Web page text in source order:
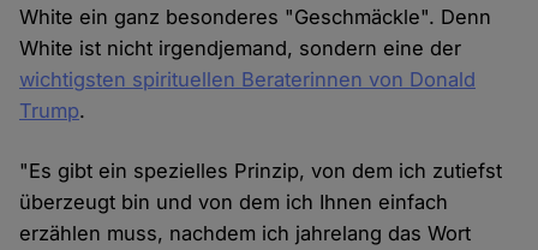
White ein ganz besonderes "Geschmäckle". Denn
White ist nicht irgendjemand, sondern eine der
wichtigsten spirituellen Beraterinnen von Donald
Trump.
"Es gibt ein spezielles Prinzip, von dem ich zutiefst
überzeugt bin und von dem ich Ihnen einfach
erzählen muss, nachdem ich jahrelang das Wort